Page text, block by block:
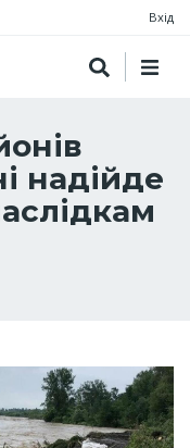
Вхід
надійде